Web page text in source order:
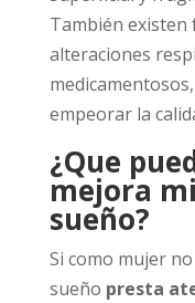
También
alteraciones
empeorar la
¿Que
mejora
sueño?
Si como mujer
sueño presta